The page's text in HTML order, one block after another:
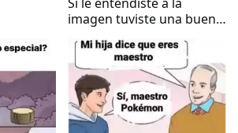
imagen tuviste una buena